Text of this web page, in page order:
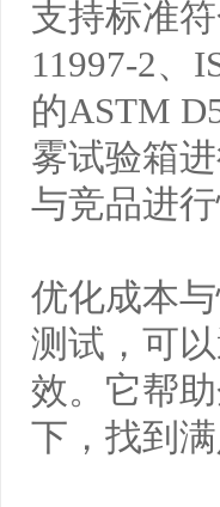
支持标准
11997-2、
的ASTM
雾试验箱
与竞品进
优化成本
测试，可
效。它帮
下，找到